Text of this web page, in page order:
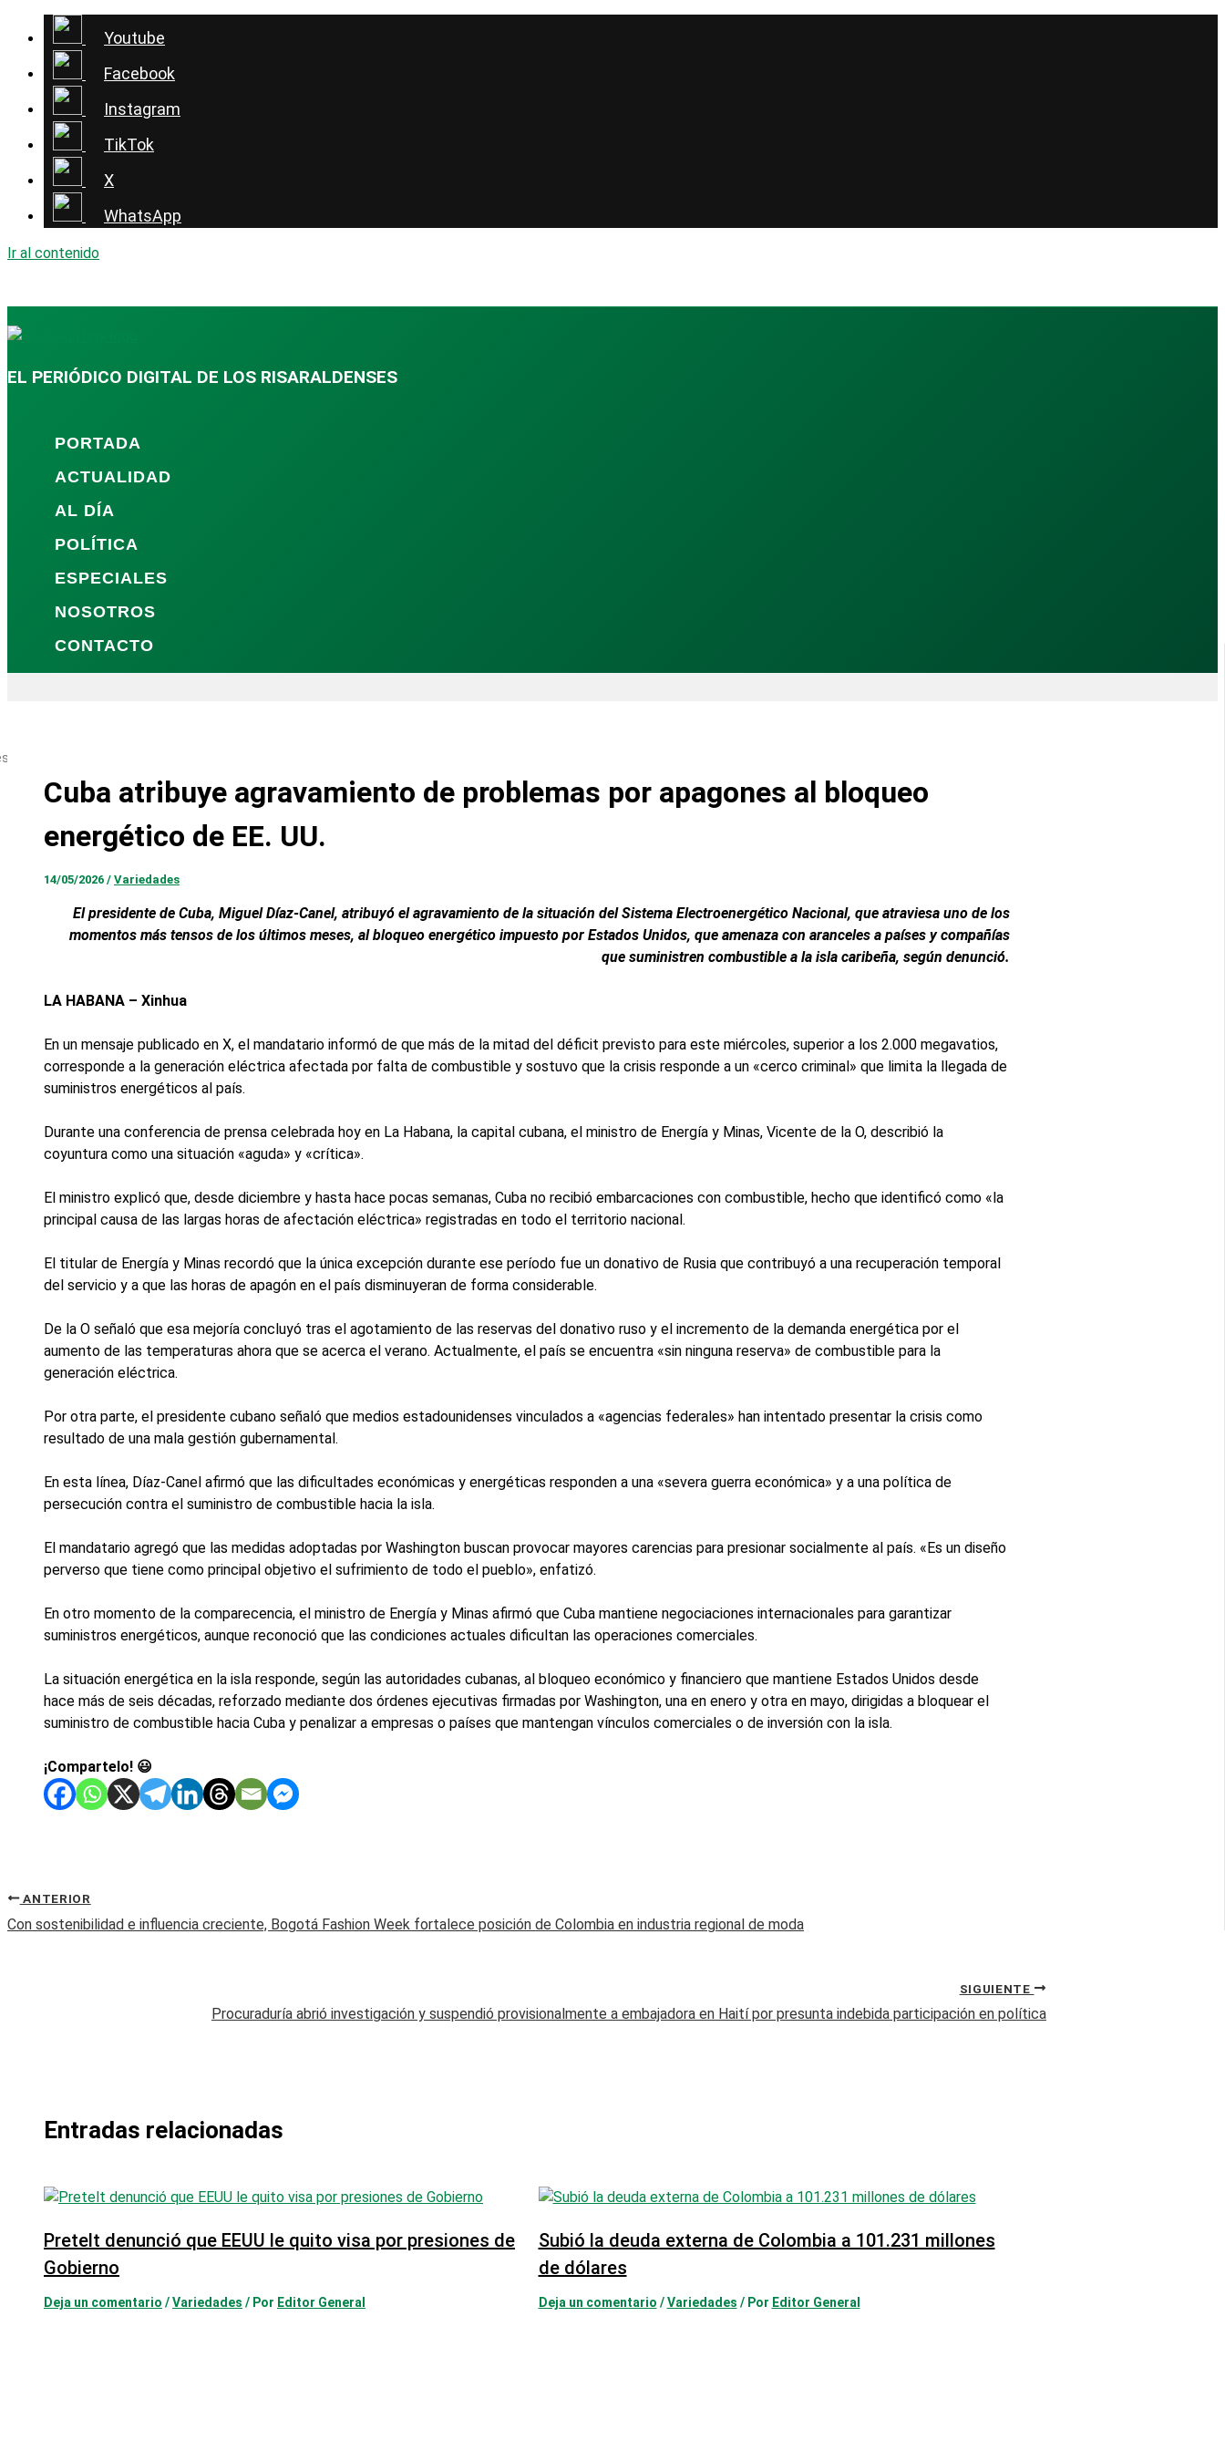
Youtube
Facebook
Instagram
TikTok
X
WhatsApp
Ir al contenido
EL PERIÓDICO DIGITAL DE LOS RISARALDENSES
PORTADA
ACTUALIDAD
AL DÍA
POLÍTICA
ESPECIALES
NOSOTROS
CONTACTO
Sociales
Cuba atribuye agravamiento de problemas por apagones al bloqueo
energético de EE. UU.
14/05/2026 / Variedades
El presidente de Cuba, Miguel Díaz-Canel, atribuyó el agravamiento de la situación del Sistema Electroenergético Nacional, que atraviesa uno de los
momentos más tensos de los últimos meses, al bloqueo energético impuesto por Estados Unidos, que amenaza con aranceles a países y compañías
que suministren combustible a la isla caribeña, según denunció.
LA HABANA – Xinhua
En un mensaje publicado en X, el mandatario informó de que más de la mitad del déficit previsto para este miércoles, superior a los 2.000 megavatios,
corresponde a la generación eléctrica afectada por falta de combustible y sostuvo que la crisis responde a un «cerco criminal» que limita la llegada de
suministros energéticos al país.
Durante una conferencia de prensa celebrada hoy en La Habana, la capital cubana, el ministro de Energía y Minas, Vicente de la O, describió la
coyuntura como una situación «aguda» y «crítica».
El ministro explicó que, desde diciembre y hasta hace pocas semanas, Cuba no recibió embarcaciones con combustible, hecho que identificó como «la
principal causa de las largas horas de afectación eléctrica» registradas en todo el territorio nacional.
El titular de Energía y Minas recordó que la única excepción durante ese período fue un donativo de Rusia que contribuyó a una recuperación temporal
del servicio y a que las horas de apagón en el país disminuyeran de forma considerable.
De la O señaló que esa mejoría concluyó tras el agotamiento de las reservas del donativo ruso y el incremento de la demanda energética por el
aumento de las temperaturas ahora que se acerca el verano. Actualmente, el país se encuentra «sin ninguna reserva» de combustible para la
generación eléctrica.
Por otra parte, el presidente cubano señaló que medios estadounidenses vinculados a «agencias federales» han intentado presentar la crisis como
resultado de una mala gestión gubernamental.
En esta línea, Díaz-Canel afirmó que las dificultades económicas y energéticas responden a una «severa guerra económica» y a una política de
persecución contra el suministro de combustible hacia la isla.
El mandatario agregó que las medidas adoptadas por Washington buscan provocar mayores carencias para presionar socialmente al país. «Es un diseño
perverso que tiene como principal objetivo el sufrimiento de todo el pueblo», enfatizó.
En otro momento de la comparecencia, el ministro de Energía y Minas afirmó que Cuba mantiene negociaciones internacionales para garantizar
suministros energéticos, aunque reconoció que las condiciones actuales dificultan las operaciones comerciales.
La situación energética en la isla responde, según las autoridades cubanas, al bloqueo económico y financiero que mantiene Estados Unidos desde
hace más de seis décadas, reforzado mediante dos órdenes ejecutivas firmadas por Washington, una en enero y otra en mayo, dirigidas a bloquear el
suministro de combustible hacia Cuba y penalizar a empresas o países que mantengan vínculos comerciales o de inversión con la isla.
¡Compartelo! 😃
ANTERIOR
Con sostenibilidad e influencia creciente, Bogotá Fashion Week fortalece posición de Colombia en industria regional de moda
SIGUIENTE
Procuraduría abrió investigación y suspendió provisionalmente a embajadora en Haití por presunta indebida participación en política
Entradas relacionadas
Pretelt denunció que EEUU le quito visa por presiones de
Gobierno
Deja un comentario /Variedades / Por Editor General
Subió la deuda externa de Colombia a 101.231 millones
de dólares
Deja un comentario /Variedades / Por Editor General